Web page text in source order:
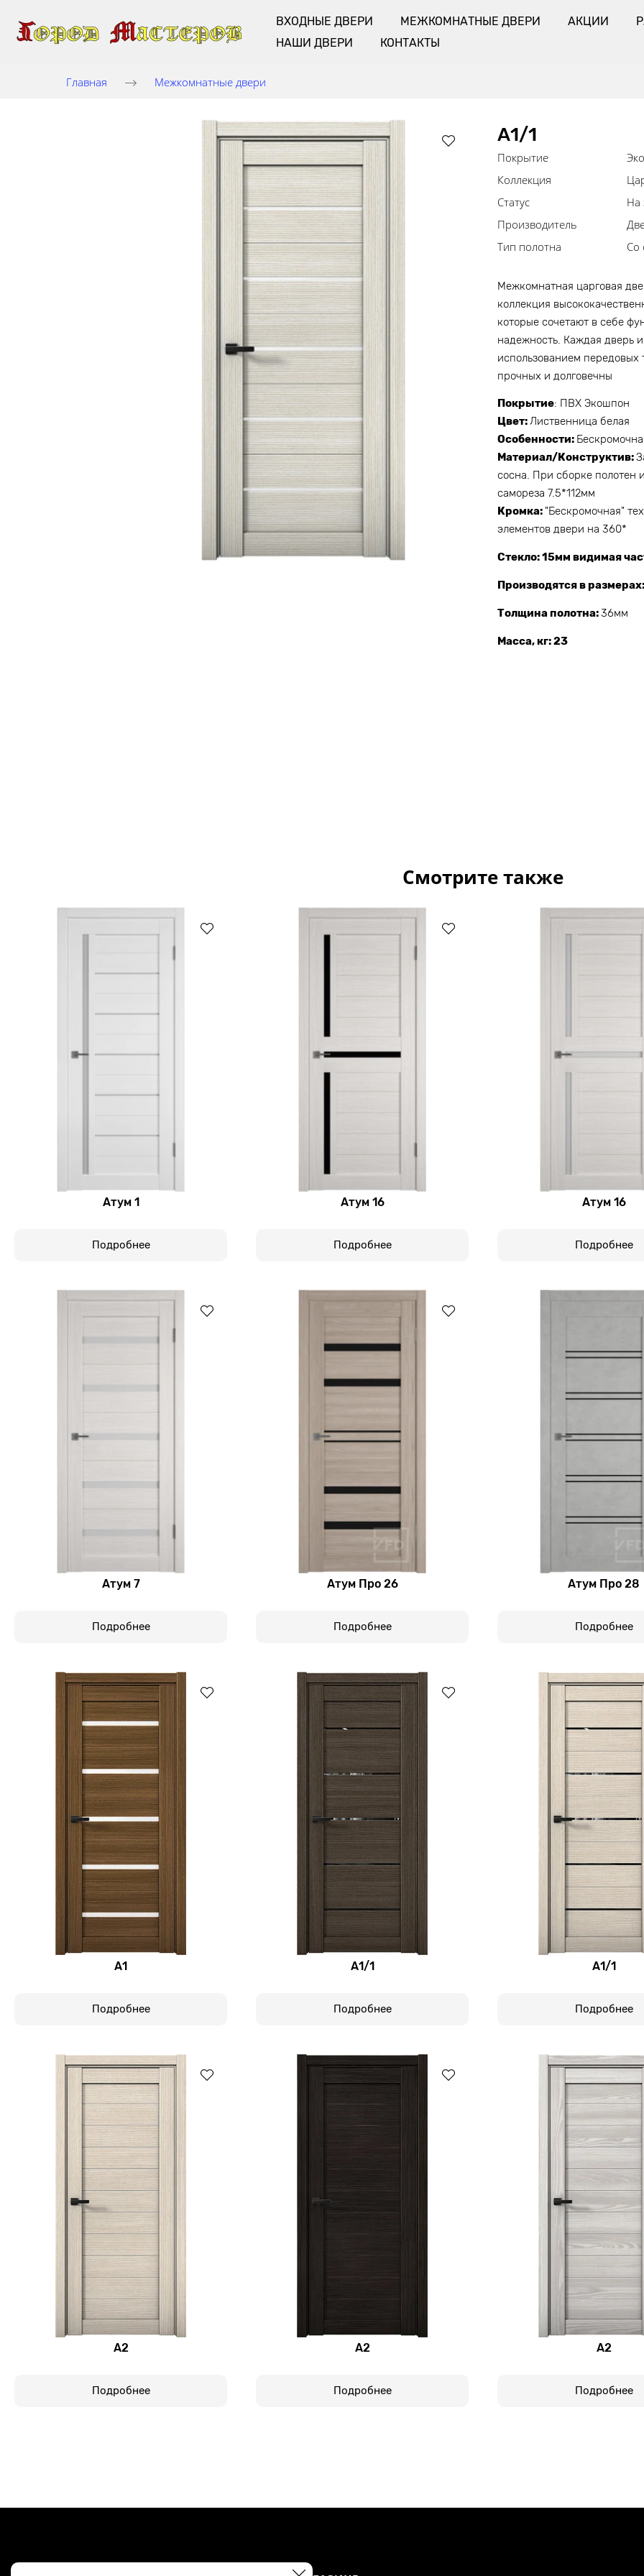
ВХОДНЫЕ ДВЕРИ МЕЖКОМНАТНЫЕ ДВЕРИ АКЦИИ
НАШИ ДВЕРИ
КОНТАКТЫ
Главная Межкомнатные двери
А1/1
Покрытие
Коллекция
Статус
На
Производитель
Тип полотна
Со
Межкомнатная царговая
коллекция
которые сочетают в себе
надежность. Каждая дверь
использованием передовых
прочных и долговечны
Покрытие: ПВХ Экошпон
Цвет:Лиственница белая
Особенности:
Материал/Конструктив:
сосна. При сборке полотен
самореза 7.5*112мм
Кромка: "Бескромочная"
элементов двери на 360*
Стекло: 15мм видимая
Производятся в
Толщина полотна:36мм
Масса, кг: 23
Смотрите также
Атум 1
Подробнее
Атум 16
Подробнее
Атум 16
Подробнее
Атум 7
Подробнее
Атум Про 26
Подробнее
Атум Про 28
Подробнее
А1
Подробнее
А1/1
Подробнее
А1/1
Подробнее
А2
Подробнее
А2
Подробнее
А2
Подробнее